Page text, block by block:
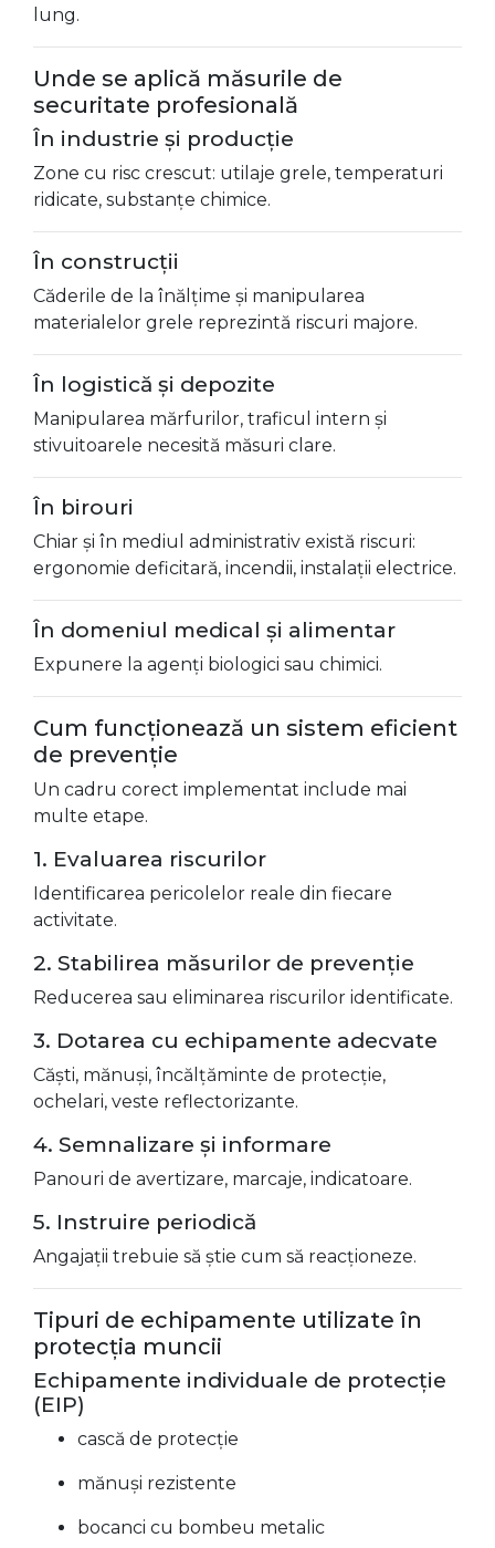
lung.
Unde se aplică măsurile de
securitate profesională
În industrie și producție
Zone cu risc crescut: utilaje grele, temperaturi
ridicate, substanțe chimice.
În construcții
Căderile de la înălțime și manipularea
materialelor grele reprezintă riscuri majore.
În logistică și depozite
Manipularea mărfurilor, traficul intern și
stivuitoarele necesită măsuri clare.
În birouri
Chiar și în mediul administrativ există riscuri:
ergonomie deficitară, incendii, instalații electrice.
În domeniul medical și alimentar
Expunere la agenți biologici sau chimici.
Cum funcționează un sistem eficient
de prevenție
Un cadru corect implementat include mai
multe etape.
1. Evaluarea riscurilor
Identificarea pericolelor reale din fiecare
activitate.
2. Stabilirea măsurilor de prevenție
Reducerea sau eliminarea riscurilor identificate.
3. Dotarea cu echipamente adecvate
Căști, mănuși, încălțăminte de protecție,
ochelari, veste reflectorizante.
4. Semnalizare și informare
Panouri de avertizare, marcaje, indicatoare.
5. Instruire periodică
Angajații trebuie să știe cum să reacționeze.
Tipuri de echipamente utilizate în
protecția muncii
Echipamente individuale de protecție
(EIP)
cască de protecție
mănuși rezistente
bocanci cu bombeu metalic